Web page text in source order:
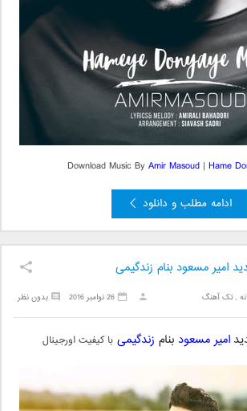
Download Music ByAmir Masoud | Hame
ادامه مطلب و دانلود
امیر مسعود بنام زندگیمی
,تک آهنگ بدون نظر 26 نوامبر 2016
امیر مسعود بنام زندگیمی با کیفیت اورجینال